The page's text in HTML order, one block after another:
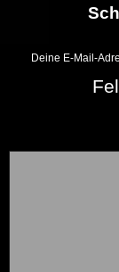
Deine E-Mail-